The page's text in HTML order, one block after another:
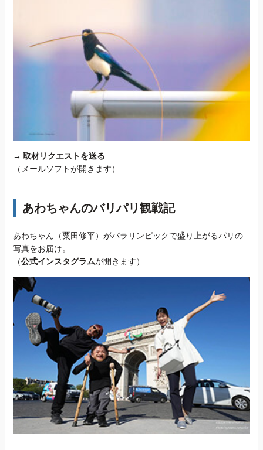
→ 取材リクエストを送る
（メールソフトが開きます）
あわちゃんのバリパリ観戦記
あわちゃん（粟田修平）がパラリンピックで盛り上がるパリの
写真をお届け。
（公式インスタグラムが開きます）